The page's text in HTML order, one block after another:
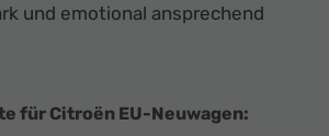
und emotional ansprechend
für Citroën EU-Neuwagen: